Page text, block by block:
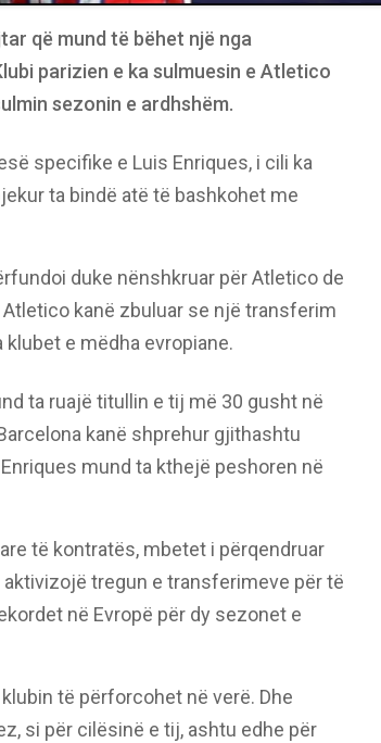
që mund të bëhet një nga
parizien e ka sulmuesin e Atletico
sezonin e ardhshëm.
specifike e Luis Enriques, i cili ka
ta bindë atë të bashkohet me
duke nënshkruar për Atletico de
kanë zbuluar se një transferim
e mëdha evropiane.
ta ruajë titullin e tij më 30 gusht në
kanë shprehur gjithashtu
mund ta kthejë peshoren në
të kontratës, mbetet i përqendruar
tregun e transferimeve për të
në Evropë për dy sezonet e
të përforcohet në verë. Dhe
si për cilësinë e tij, ashtu edhe për